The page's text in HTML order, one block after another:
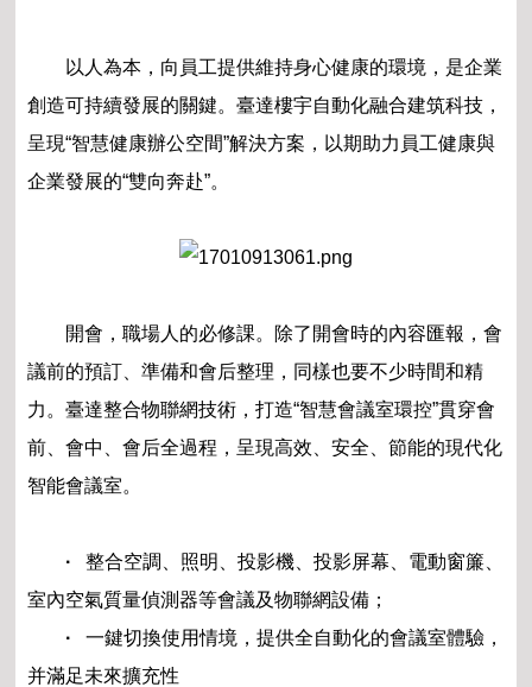
以人為本，向員工提供維持身心健康的環境，是企業
創造可持續發展的關鍵。臺達樓宇自動化融合建筑科技，
呈現“智慧健康辦公空間”解決方案，以期助力員工健康與
企業發展的“雙向奔赴”。
開會，職場人的必修課。除了開會時的內容匯報，會
議前的預訂、準備和會后整理，同樣也要不少時間和精
力。臺達整合物聯網技術，打造“智慧會議室環控”貫穿會
前、會中、會后全過程，呈現高效、安全、節能的現代化
智能會議室。
·整合空調、照明、投影機、投影屏幕、電動窗簾、
室內空氣質量偵測器等會議及物聯網設備；
·一鍵切換使用情境，提供全自動化的會議室體驗，
并滿足未來擴充性